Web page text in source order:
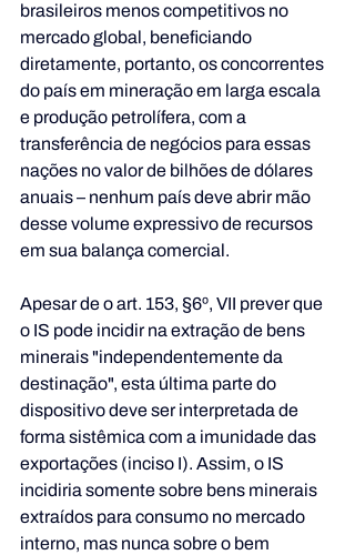
brasileiros menos competitivos no
mercado global, beneficiando
diretamente, portanto, os concorrentes
do país em mineração em larga escala
e produção petrolífera, com a
transferência de negócios para essas
nações no valor de bilhões de dólares
anuais – nenhum país deve abrir mão
desse volume expressivo de recursos
em sua balança comercial.
Apesar de o art. 153, §6º, VII prever que
o IS pode incidir na extração de bens
minerais "independentemente da
destinação", esta última parte do
dispositivo deve ser interpretada de
forma sistêmica com a imunidade das
exportações (inciso I). Assim, o IS
incidiria somente sobre bens minerais
extraídos para consumo no mercado
interno, mas nunca sobre o bem